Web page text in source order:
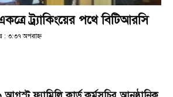
ট্র্যাকিংয়ের পথে বিটিআরসি
: ৩:৩৭ অপরাহ্ণ